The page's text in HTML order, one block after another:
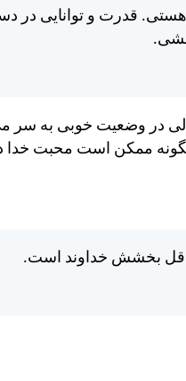
هستی. قدرت و توانايی در
در وضعيت خوبی به سر
چگونه ممكن است محبت خدا
بخشش خداوند است.